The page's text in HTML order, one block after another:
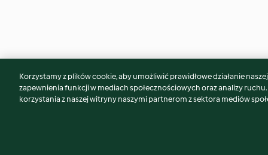
Może spodoba Ci się również...
Korzystamy z plików cookie, aby umożliwić prawidłowe działanie
zapewnienia funkcji w mediach społecznościowych oraz analizy
korzystania z naszej witryny naszymi partnerom z sektora mediów